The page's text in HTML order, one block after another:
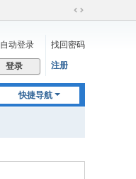
切
到
自动登录 找回密码
登录 注册
快捷导航